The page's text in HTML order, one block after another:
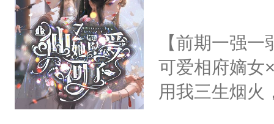
放在心里好几
么？”徐薇薇
【前期一强
可爱相府嫡女
用我三生烟火